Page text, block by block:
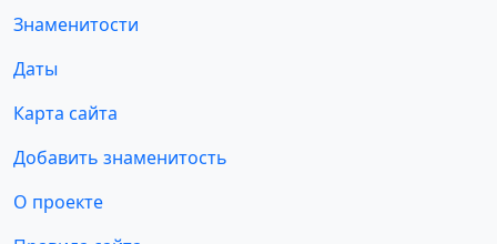
Знаменитости
Даты
Карта сайта
Добавить знаменитость
О проекте